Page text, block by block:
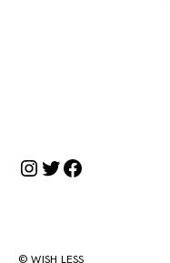
Instagram
Twitter
Facebook
© WISH LESS